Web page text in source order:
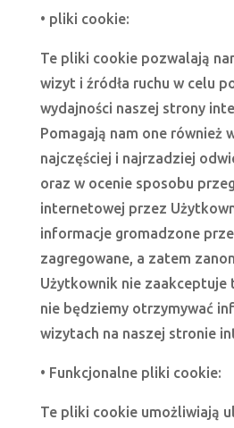
• pliki cookie:
Te pliki cookie pozwalają
wizyt i źródła ruchu w celu
wydajności naszej strony
Pomagają nam one również
najczęściej i najrzadziej
oraz w ocenie sposobu
internetowej przez
informacje gromadzone
zagregowane, a zatem
Użytkownik nie zaakceptuje
nie będziemy otrzymywać
wizytach na naszej stronie
• Funkcjonalne pliki cookie:
Te pliki cookie umożliwiają